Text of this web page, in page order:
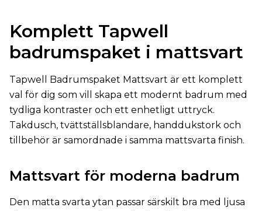
Komplett Tapwell
badrumspaket i mattsvart
Tapwell Badrumspaket Mattsvart är ett komplett
val för dig som vill skapa ett modernt badrum med
tydliga kontraster och ett enhetligt uttryck.
Takdusch, tvättställsblandare, handdukstork och
tillbehör är samordnade i samma mattsvarta finish.
Mattsvart för moderna badrum
Den matta svarta ytan passar särskilt bra med ljusa